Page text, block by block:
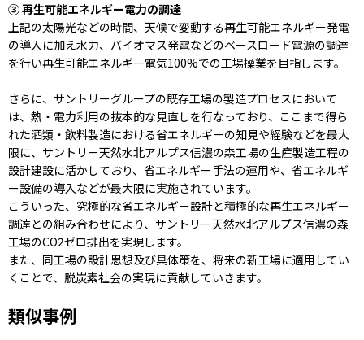
③ 再生可能エネルギー電力の調達
上記の太陽光などの時間、天候で変動する再生可能エネルギー発電
の導入に加え水力、バイオマス発電などのベースロード電源の調達
を行い再生可能エネルギー電気100%での工場操業を目指します。
さらに、サントリーグループの既存工場の製造プロセスにおいて
は、熱・電力利用の抜本的な見直しを行なっており、ここまで得ら
れた酒類・飲料製造における省エネルギーの知見や経験などを最大
限に、サントリー天然水北アルプス信濃の森工場の生産製造工程の
設計建設に活かしており、省エネルギー手法の運用や、省エネルギ
ー設備の導入などが最大限に実施されています。
こういった、究極的な省エネルギー設計と積極的な再生エネルギー
調達との組み合わせにより、サントリー天然水北アルプス信濃の森
工場のCO2ゼロ排出を実現します。
また、同工場の設計思想及び具体策を、将来の新工場に適用してい
くことで、脱炭素社会の実現に貢献していきます。
類似事例